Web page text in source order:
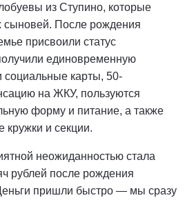
из Ступино, которые
сыновей. После рождения
присвоили статус
единовременную
карты, 50-
на ЖКУ, пользуются
форму и питание, а также
кружки и секции.
неожиданностью стала
рублей после рождения
пришли быстро — мы сразу